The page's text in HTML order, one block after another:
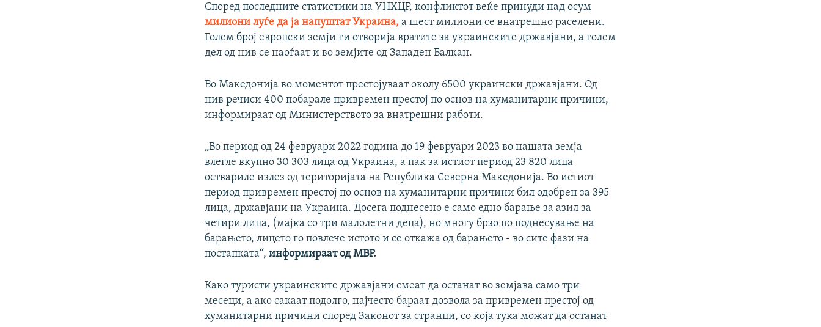
Според последните статистики на УНХЦР, конфликтот веќе принуди над осум
милиони луѓе да ја напуштат Украина, а шест милиони се внатрешно раселени.
Голем број европски земји ги отворија вратите за украинските државјани, а голем
дел од нив се наоѓаат и во земјите од Западен Балкан.
Во Македонија во моментот престојуваат околу 6500 украински државјани. Од
нив речиси 400 побарале привремен престој по основ на хуманитарни причини,
информираат од Министерството за внатрешни работи.
„Во период од 24 февруари 2022 година до 19 февруари 2023 во нашата земја
влегле вкупно 30 303 лица од Украина, а пак за истиот период 23 820 лица
оствариле излез од територијата на Република Северна Македонија. Во истиот
период привремен престој по основ на хуманитарни причини бил одобрен за 395
лица, државјани на Украина. Досега поднесено е само едно барање за азил за
четири лица, (мајка со три малолетни деца), но многу брзо по поднесување на
барањето, лицето го повлече истото и се откажа од барањето - во сите фази на
постапката“,информираат од МВР.
Како туристи украинските државјани смеат да останат во земјава само три
месеци, а ако сакаат подолго, најчесто бараат дозвола за привремен престој од
хуманитарни причини според Законот за странци, со која тука можат да останат